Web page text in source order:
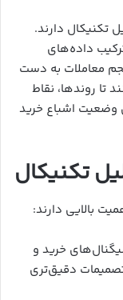
تکنیکال دارند.
داده‌های
حجم معاملات به دست
تا روندها، نقاط
اشباع خرید
تکنیکال
بالایی دارند:
سیگنال‌های خرید و
دقیق‌تری